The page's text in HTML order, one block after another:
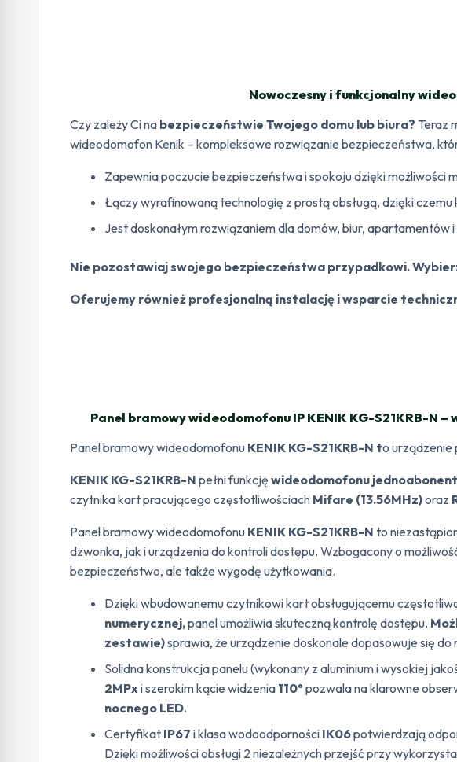
Nowoczesny i funkcjonalny
Czy zależy Ci na bezpieczeństwie Twojego domu lub biura? Teraz
wideodomofon Kenik – kompleksowe rozwiązanie bezpieczeństwa,
Zapewnia poczucie bezpieczeństwa i spokoju dzięki możliwości
Łączy wyrafinowaną technologię z prostą obsługą, dzięki
Jest doskonałym rozwiązaniem dla domów, biur,
Nie pozostawiaj swojego bezpieczeństwa przypadkowi.
Oferujemy również profesjonalną instalację i wsparcie
Panel bramowy wideodomofonu IP KENIK KG-S21KRB-N
Panel bramowy wideodomofonu KENIK KG-S21KRB-N to urządzenie
KENIK KG-S21KRB-N pełni funkcję wideodomofonu
czytnika kart pracującego częstotliwościach Mifare (13.56MHz)oraz
Panel bramowy wideodomofonu KENIK KG-S21KRB-N to
dzwonka, jak i urządzenia do kontroli dostępu. Wzbogacony o
bezpieczeństwo, ale także wygodę użytkowania.
Dzięki wbudowanemu czytnikowi kart obsługującemu
numerycznej,panel umożliwia skuteczną kontrolę dostępu.
zestawie)sprawia, że urządzenie doskonale dopasowuje się
Solidna konstrukcja panelu (wykonany z aluminium i wysokiej
2MPxi szerokim kącie widzenia 110° pozwala na klarowne
nocnego LED.
Certyfikat IP67 i klasa wodoodporności IK06potwierdzają
Dzięki możliwości obsługi 2 niezależnych przejść przy